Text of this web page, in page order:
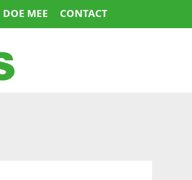
DOE MEE CONTACT